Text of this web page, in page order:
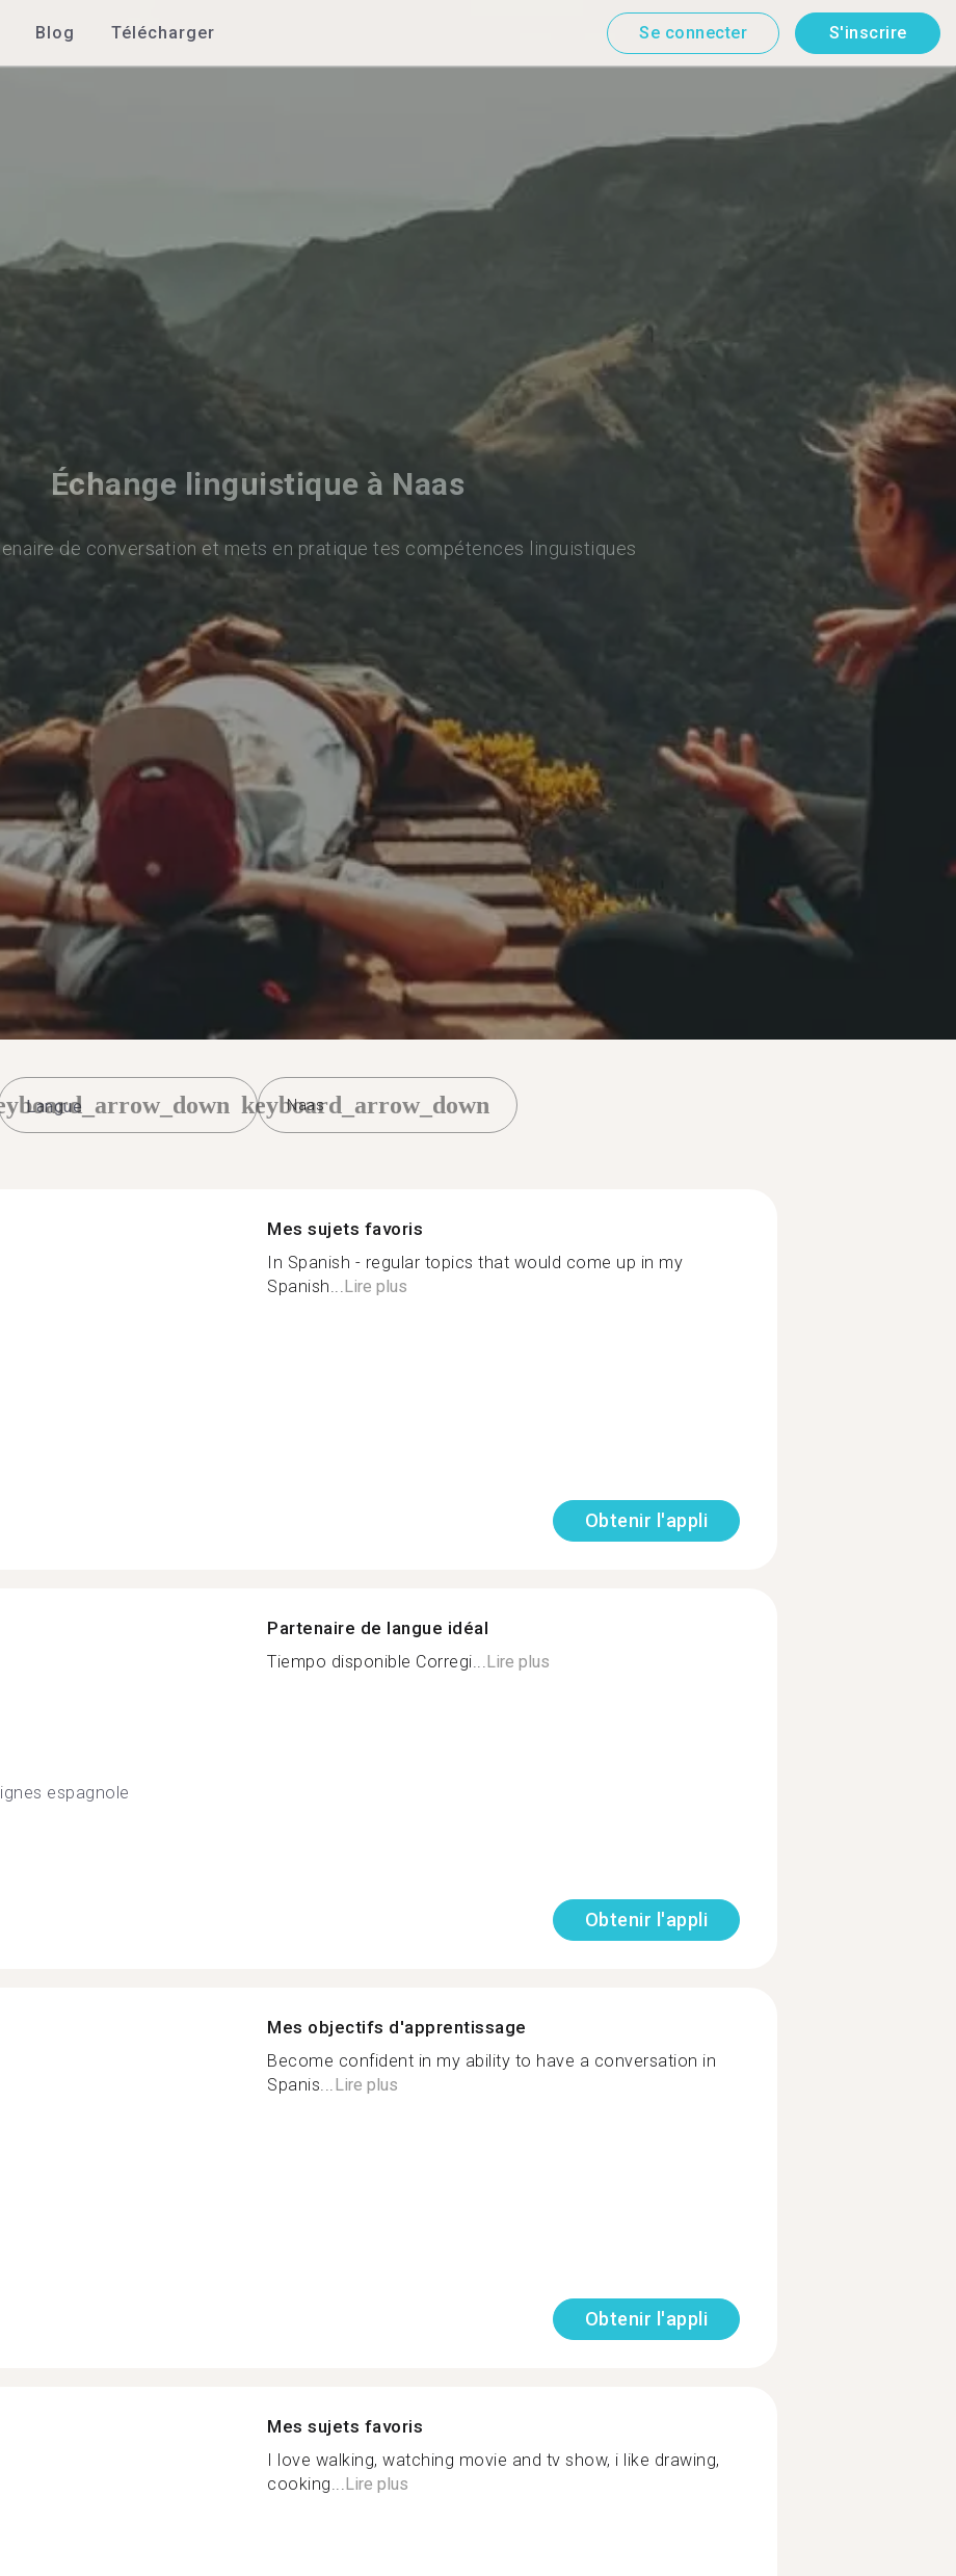
Blog Télécharger Se connecter S'inscrire
Échange linguistique à Naas
de conversation et mets en pratique tes compétences linguistiques
Naas
keyboard_arrow_down
Mes sujets favoris
In Spanish - regular topics that would come up in my
Spanish...Lire plus
Obtenir l'appli
espagnole
Partenaire de langue idéal
Tiempo disponible Corregi...Lire plus
Obtenir l'appli
Mes objectifs d'apprentissage
Become confident in my ability to have a conversation in
Spanis...Lire plus
Obtenir l'appli
Mes sujets favoris
I love walking, watching movie and tv show, i like drawing,
cooking...Lire plus